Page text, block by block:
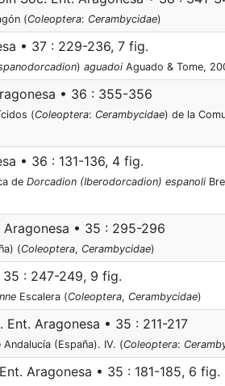
(Coleoptera: Cerambycidae)
• 37 : 229-236, 7 fig.
) aguadoi Aguado & Tome,
• 36 : 355-356
(Coleoptera: Cerambycidae) de la
• 36 : 131-136, 4 fig.
de Dorcadion (Iberodorcadion) espanoli
Aragonesa • 35 : 295-296
(Coleoptera, Cerambycidae)
35 : 247-249, 9 fig.
Escalera (Coleoptera, Cerambycidae)
Ent. Aragonesa • 35 : 211-217
(España). IV. (Coleoptera:
Aragonesa • 35 : 181-185, 6 fig.